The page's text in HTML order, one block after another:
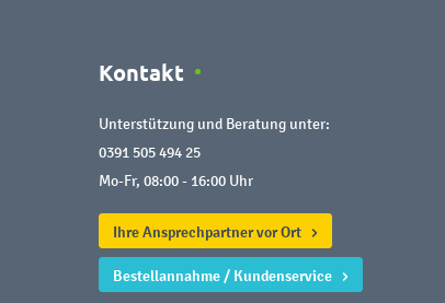
Kontakt
Unterstützung und Beratung unter:
0391 505 494 25
Mo-Fr, 08:00 - 16:00 Uhr
Ihre Ansprechpartner vor Ort
Bestellannahme / Kundenservice